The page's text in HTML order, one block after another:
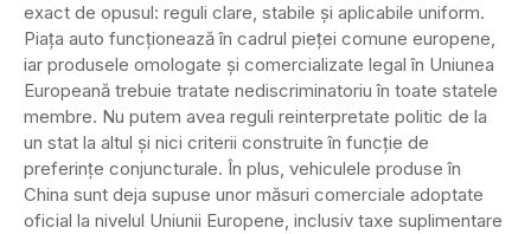
exact de opusul: reguli clare, stabile și aplicabile uniform.
Piața auto funcționează în cadrul pieței comune europene,
iar produsele omologate și comercializate legal în Uniunea
Europeană trebuie tratate nediscriminatoriu în toate statele
membre. Nu putem avea reguli reinterpretate politic de la
un stat la altul și nici criterii construite în funcție de
preferințe conjuncturale. În plus, vehiculele produse în
China sunt deja supuse unor măsuri comerciale adoptate
oficial la nivelul Uniunii Europene, inclusiv taxe suplimentare